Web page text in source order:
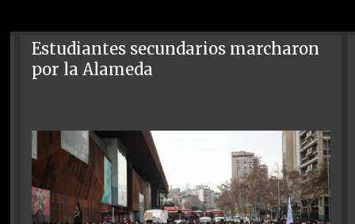
Estudiantes secundarios marcharon
por la Alameda